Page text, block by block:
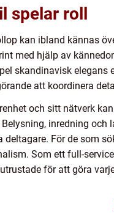
spelar roll
kan ibland kännas
med hjälp av
skandinavisk
att koordinera
och sitt nätverk
inredning och
För de som
Som ett full-
för att göra